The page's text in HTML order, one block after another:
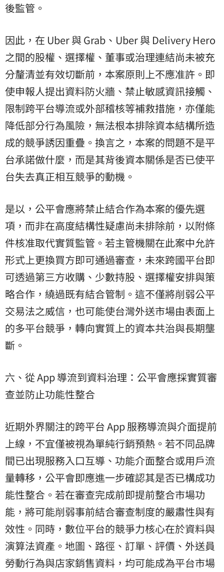
後監管。
因此，在 Uber 與 Grab、Uber 與 Delivery Hero
之間的股權、選擇權、董事或治理連結尚未被充
分釐清並有效切斷前，本案原則上不應准許。即
使申報人提出資料防火牆、禁止敏感資訊接觸、
限制跨平台導流或外部稽核等補救措施，亦僅能
降低部分行為風險，無法根本排除資本結構所造
成的競爭誘因重疊。換言之，本案的問題不是平
台承諾做什麼，而是其背後資本關係是否已使平
台失去真正相互競爭的動機。
是以，公平會應將禁止結合作為本案的優先選
項，而非在高度結構性疑慮尚未排除前，以附條
件核准取代實質監管。若主管機關在此案中允許
形式上更換買方即可通過審查，未來跨國平台即
可透過第三方收購、少數持股、選擇權安排與策
略合作，繞過既有結合管制。這不僅將削弱公平
交易法之威信，也可能使台灣外送市場由表面上
的多平台競爭，轉向實質上的資本共治與長期壟
斷。
六、從 App 導流到資料治理：公平會應採實質審
查並防止功能性整合
近期外界關注的跨平台 App 服務導流與介面提前
上線，不宜僅被視為單純行銷預熱。若不同品牌
間已出現服務入口互導、功能介面整合或用戶流
量轉移，公平會即應進一步確認其是否已構成功
能性整合。若在審查完成前即提前整合市場功
能，將可能削弱事前結合審查制度的嚴肅性與有
效性。同時，數位平台的競爭力核心在於資料與
演算法資產。地圖、路徑、訂單、評價、外送員
勞動行為與店家銷售資料，均可能成為平台市場